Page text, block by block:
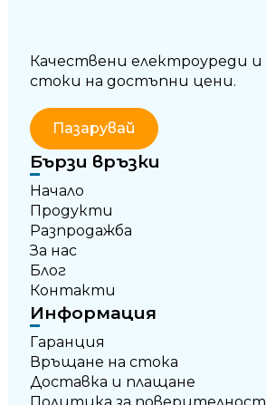
Качествени електроуреди и
стоки на достъпни цени.
Пазарувай
Бързи връзки
Начало
Продукти
Разпродажба
За нас
Блог
Контакти
Информация
Гаранция
Връщане на стока
Доставка и плащане